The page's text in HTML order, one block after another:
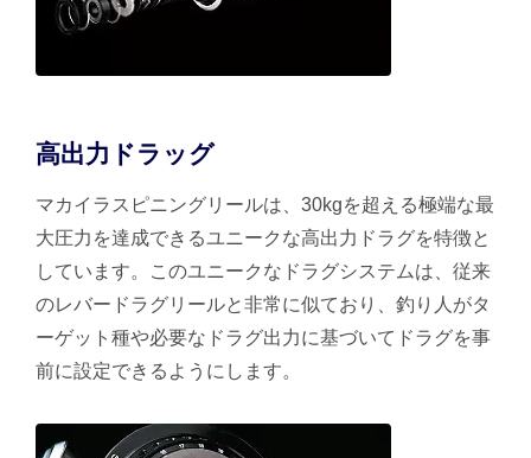
高出力ドラッグ
マカイラスピニングリールは、30kgを超える極端な最
大圧力を達成できるユニークな高出力ドラグを特徴と
しています。このユニークなドラグシステムは、従来
のレバードラグリールと非常に似ており、釣り人がタ
ーゲット種や必要なドラグ出力に基づいてドラグを事
前に設定できるようにします。